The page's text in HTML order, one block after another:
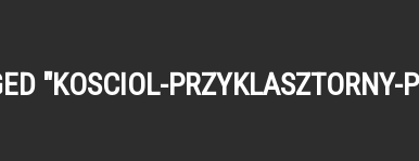
"KOSCIOL-PRZYKLASZTORNY-